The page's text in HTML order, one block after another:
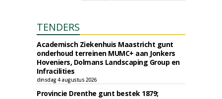
TENDERS
Academisch Ziekenhuis Maastricht gunt
onderhoud terreinen MUMC+ aan Jonkers
Hoveniers, Dolmans Landscaping Group en
Infracilities
dinsdag 4 augustus 2026
Provincie Drenthe gunt bestek 1879;